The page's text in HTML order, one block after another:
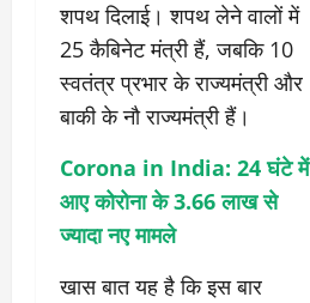
शपथ दिलाई। शपथ लेने वालों में
25 कैबिनेट मंत्री हैं, जबकि 10
स्वतंत्र प्रभार के राज्यमंत्री और
बाकी के नौ राज्यमंत्री हैं।
Corona in India: 24 घंटे में
आए कोरोना के 3.66 लाख से
ज्यादा नए मामले
खास बात यह है कि इस बार